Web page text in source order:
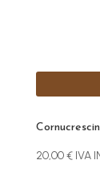
20,00€ IVA